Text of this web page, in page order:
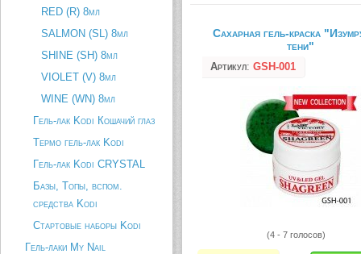
RED (R) 8мл
SALMON (SL) 8мл
SHINE (SH) 8мл
VIOLET (V) 8мл
WINE (WN) 8мл
Гель-лак Kodi Кошачий глаз
Термо гель-лак Kodi
Гель-лак Kodi CRYSTAL
Базы, Топы, вспом.
средства Kodi
Стартовые наборы Kodi
Гель-лаки My Nail
Сахарная гель-краска
тени"
Артикул: GSH-001
(4 - 7 голосов)